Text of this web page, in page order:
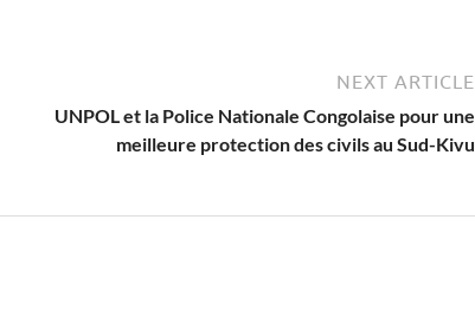
NEXT ARTICLE
UNPOL et la Police Nationale Congolaise pour une
meilleure protection des civils au Sud-Kivu